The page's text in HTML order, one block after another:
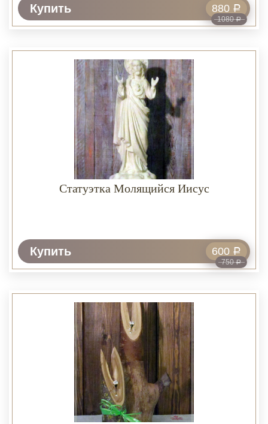
Купить
1080Р
880 Р
Статуэтка Молящийся Иисус
Купить
750Р
600 Р